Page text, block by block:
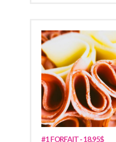
#1 FORFAIT - 18,95$